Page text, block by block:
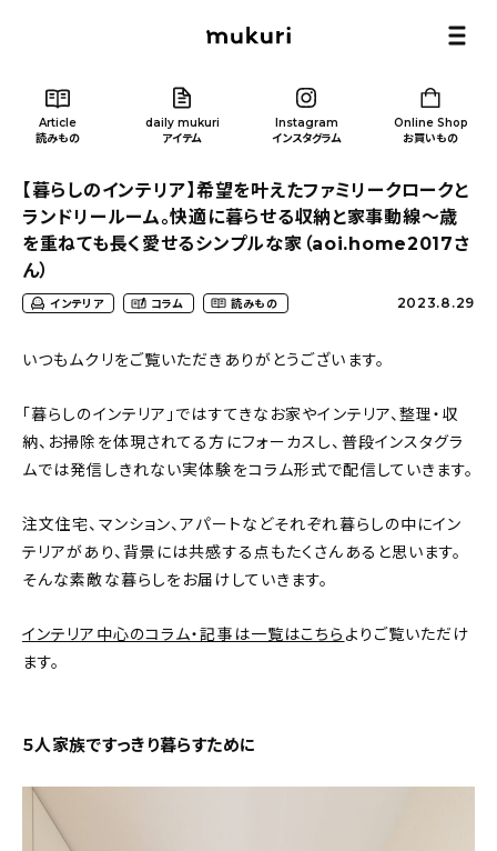
Article
読みもの
daily mukuri
アイテム
Instagram
インスタグラム
Online Shop
お買いもの
Article/ 読みもの
カテゴリー一覧
新着記事
人気の記事
コラム
インテリア
収納/掃除
【暮らしのインテリア】希望を叶えたファミリークロークと
ランドリールーム。快適に暮らせる収納と家事動線〜歳
を重ねても長く愛せるシンプルな家（aoi.home2017さ
ん）
インテリア コラム 読みもの 2023.8.29
いつもムクリをご覧いただきありがとうございます。
「暮らしのインテリア」ではすてきなお家やインテリア、整理・収
納、お掃除を体現されてる方にフォーカスし、普段インスタグラ
ムでは発信しきれない実体験をコラム形式で配信していきます。
注文住宅、マンション、アパートなどそれぞれ暮らしの中にイン
テリアがあり、背景には共感する点もたくさんあると思います。
そんな素敵な暮らしをお届けしていきます。
インテリア中心のコラム・記事は一覧はこちら よりご覧いただけ
ます。
５人家族ですっきり暮らすために